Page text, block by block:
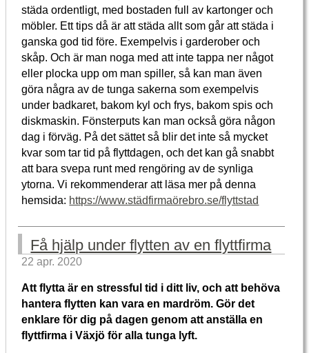
städa ordentligt, med bostaden full av kartonger och
möbler. Ett tips då är att städa allt som går att städa i
ganska god tid före. Exempelvis i garderober och
skåp. Och är man noga med att inte tappa ner något
eller plocka upp om man spiller, så kan man även
göra några av de tunga sakerna som exempelvis
under badkaret, bakom kyl och frys, bakom spis och
diskmaskin. Fönsterputs kan man också göra någon
dag i förväg. På det sättet så blir det inte så mycket
kvar som tar tid på flyttdagen, och det kan gå snabbt
att bara svepa runt med rengöring av de synliga
ytorna. Vi rekommenderar att läsa mer på denna
hemsida: https://www.städfirmaörebro.se/flyttstad
Få hjälp under flytten av en flyttfirma
22 apr. 2020
Att flytta är en stressful tid i ditt liv, och att behöva
hantera flytten kan vara en mardröm. Gör det
enklare för dig på dagen genom att anställa en
flyttfirma i Växjö för alla tunga lyft.